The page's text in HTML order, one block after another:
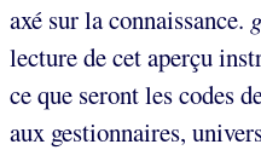
axé sur la connaissance.
lecture de cet aperçu
ce que seront les codes
aux gestionnaires,